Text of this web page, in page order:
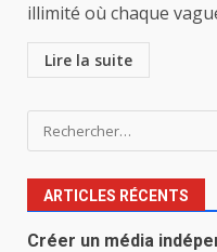
illimité où chaque
Lire la suite
Rechercher :
ARTICLES RÉCENTS
Créer un média